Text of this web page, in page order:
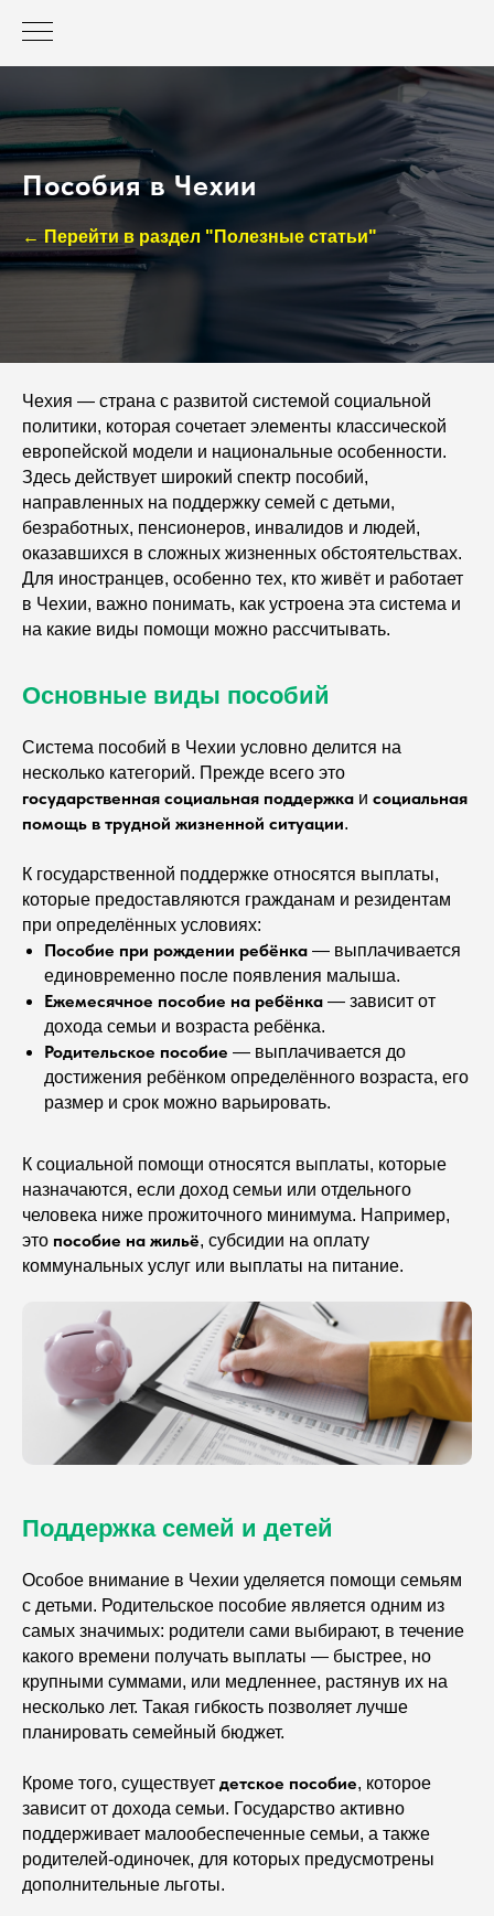
Пособия в Чехии
← Перейти в раздел "Полезные статьи"
Чехия — страна с развитой системой социальной
политики, которая сочетает элементы классической
европейской модели и национальные особенности.
Здесь действует широкий спектр пособий,
направленных на поддержку семей с детьми,
безработных, пенсионеров, инвалидов и людей,
оказавшихся в сложных жизненных обстоятельствах.
Для иностранцев, особенно тех, кто живёт и работает
в Чехии, важно понимать, как устроена эта система и
на какие виды помощи можно рассчитывать.
Основные виды пособий
Система пособий в Чехии условно делится на
несколько категорий. Прежде всего это
государственная социальная поддержка и социальная
помощь в трудной жизненной ситуации.
К государственной поддержке относятся выплаты,
которые предоставляются гражданам и резидентам
при определённых условиях:
Пособие при рождении ребёнка — выплачивается
единовременно после появления малыша.
Ежемесячное пособие на ребёнка — зависит от
дохода семьи и возраста ребёнка.
Родительское пособие — выплачивается до
достижения ребёнком определённого возраста, его
размер и срок можно варьировать.
К социальной помощи относятся выплаты, которые
назначаются, если доход семьи или отдельного
человека ниже прожиточного минимума. Например,
это пособие на жильё, субсидии на оплату
коммунальных услуг или выплаты на питание.
Поддержка семей и детей
Особое внимание в Чехии уделяется помощи семьям
с детьми. Родительское пособие является одним из
самых значимых: родители сами выбирают, в течение
какого времени получать выплаты — быстрее, но
крупными суммами, или медленнее, растянув их на
несколько лет. Такая гибкость позволяет лучше
планировать семейный бюджет.
Кроме того, существует детское пособие, которое
зависит от дохода семьи. Государство активно
поддерживает малообеспеченные семьи, а также
родителей-одиночек, для которых предусмотрены
дополнительные льготы.